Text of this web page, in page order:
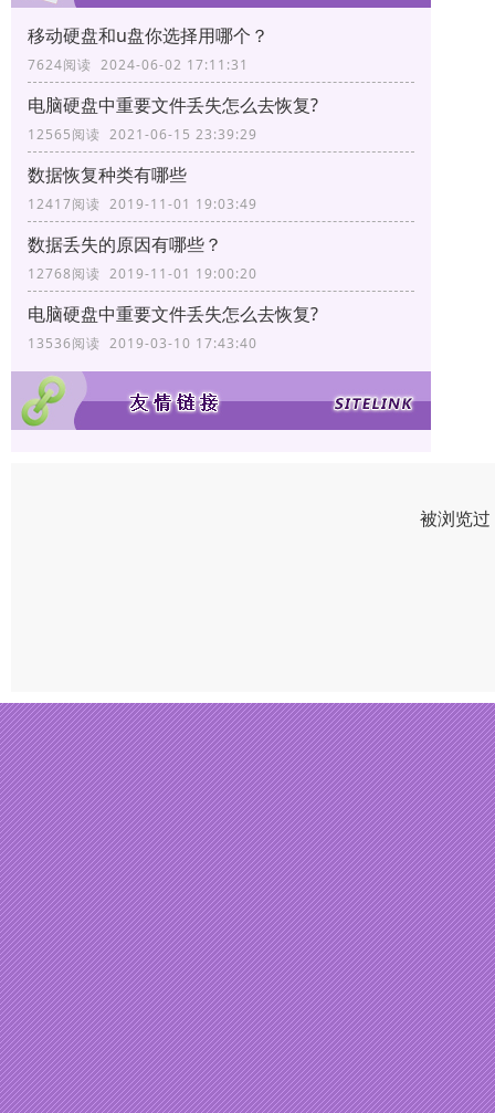
移动硬盘和u盘你选择用哪个？
7624阅读 2024-06-02 17:11:31
电脑硬盘中重要文件丢失怎么去恢复?
12565阅读 2021-06-15 23:39:29
数据恢复种类有哪些
12417阅读 2019-11-01 19:03:49
数据丢失的原因有哪些？
12768阅读 2019-11-01 19:00:20
电脑硬盘中重要文件丢失怎么去恢复?
13536阅读 2019-03-10 17:43:40
被浏览